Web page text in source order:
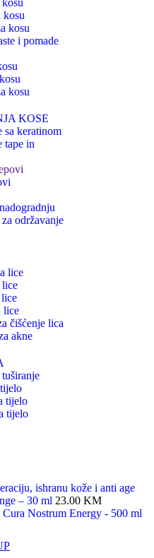
kosu
kosu
i pomade
kosu
KOSE
sa keratinom
tape in
održavanje
lice
lice
lice
čišćenje lica
akne
tijelo
tijelo
ishranu kože i anti age
– 30 ml 23.00 KM
Cura Nostrum Energy - 500 ml